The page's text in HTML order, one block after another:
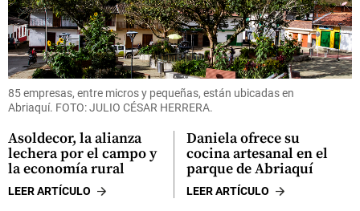
85 empresas, entre micros y pequeñas, están ubicadas en
Abriaquí. FOTO: JULIO CÉSAR HERRERA.
Asoldecor, la alianza
lechera por el campo y
la economía rural
LEER ARTÍCULO
Daniela ofrece su
cocina artesanal en el
parque de Abriaquí
LEER ARTÍCULO